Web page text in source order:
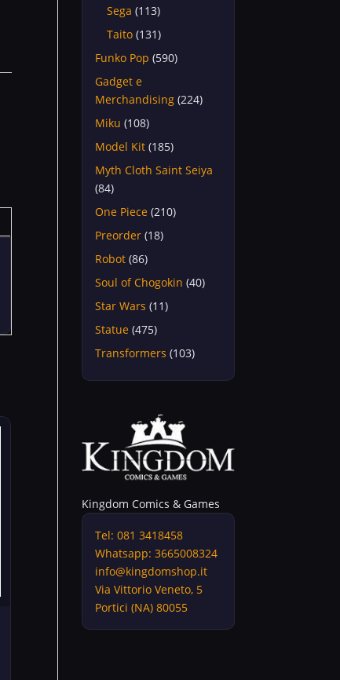
Sega (113)
Taito (131)
Funko Pop (590)
Gadget e
Merchandising (224)
Miku (108)
Model Kit (185)
Myth Cloth Saint Seiya
(84)
One Piece (210)
Preorder (18)
Robot (86)
Soul of Chogokin (40)
Star Wars (11)
Statue (475)
Transformers (103)
Kingdom Comics & Games
Tel: 081 3418458
Whatsapp: 3665008324
info@kingdomshop.it
Via Vittorio Veneto, 5
Portici (NA) 80055